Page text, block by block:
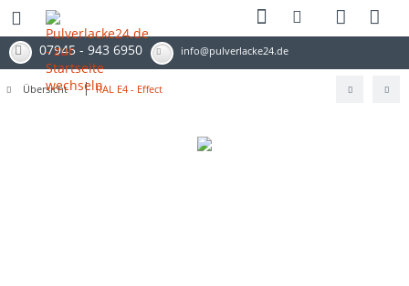
07945 - 943 6950 info@pulverlacke24.de
Übersicht RAL E4 - Effect